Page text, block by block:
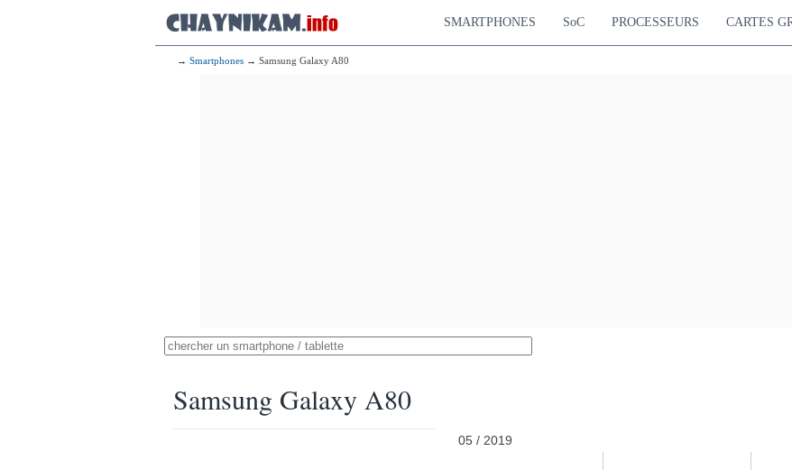
SMARTPHONES SoC PROCESSEURS CARTES
→ Smartphones → Samsung Galaxy A80
Samsung Galaxy A80
05 / 2019